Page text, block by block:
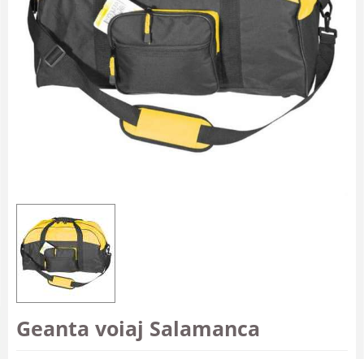
Geanta voiaj Salamanca